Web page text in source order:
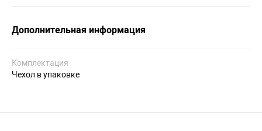
Дополнительная информация
Комплектация
Чехол в упаковке